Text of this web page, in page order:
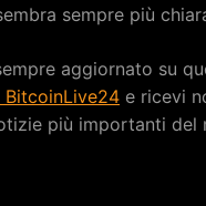
sempre più
aggiornato su
BitcoinLive24 e ricevi
più importanti del